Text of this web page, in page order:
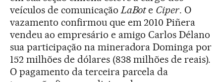
veículos de comunicaçãoLaBote Ciper. O
vazamento confirmou que em 2010 Piñera
vendeu ao empresário e amigo Carlos Délano
sua participação na mineradora Dominga por
152 milhões de dólares (838 milhões de reais).
O pagamento da terceira parcela da